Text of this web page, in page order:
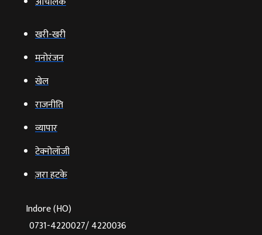
खरी-खरी
मनोरंजन
खेल
राजनीति
व्‍यापार
टेक्‍नोलॉजी
ज़रा हटके
Indore (HO)
0731-4220027/ 4220036